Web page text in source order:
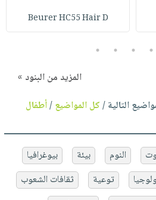
Beurer HC55 Hair D
2
3
4
5
المزيد من البنود »
التالية /كل المواضيع/أطفال
النوم بيئة
بيوغرافيا
توعية
ثقافات الشعوب